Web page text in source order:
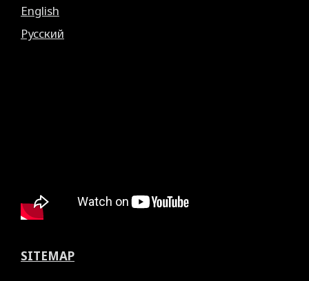
English
Русский
SITEMAP